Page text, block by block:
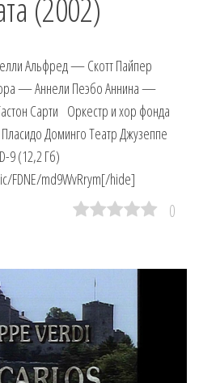
(2002)
Альфред — Скотт Пайпер
— Аннели Пеэбо Аннина —
Сарти Оркестр и хор фонда
Доминго Театр Джузеппе
9 (12,2 Гб)
FDNE/md9WvRrym[/hide]
0